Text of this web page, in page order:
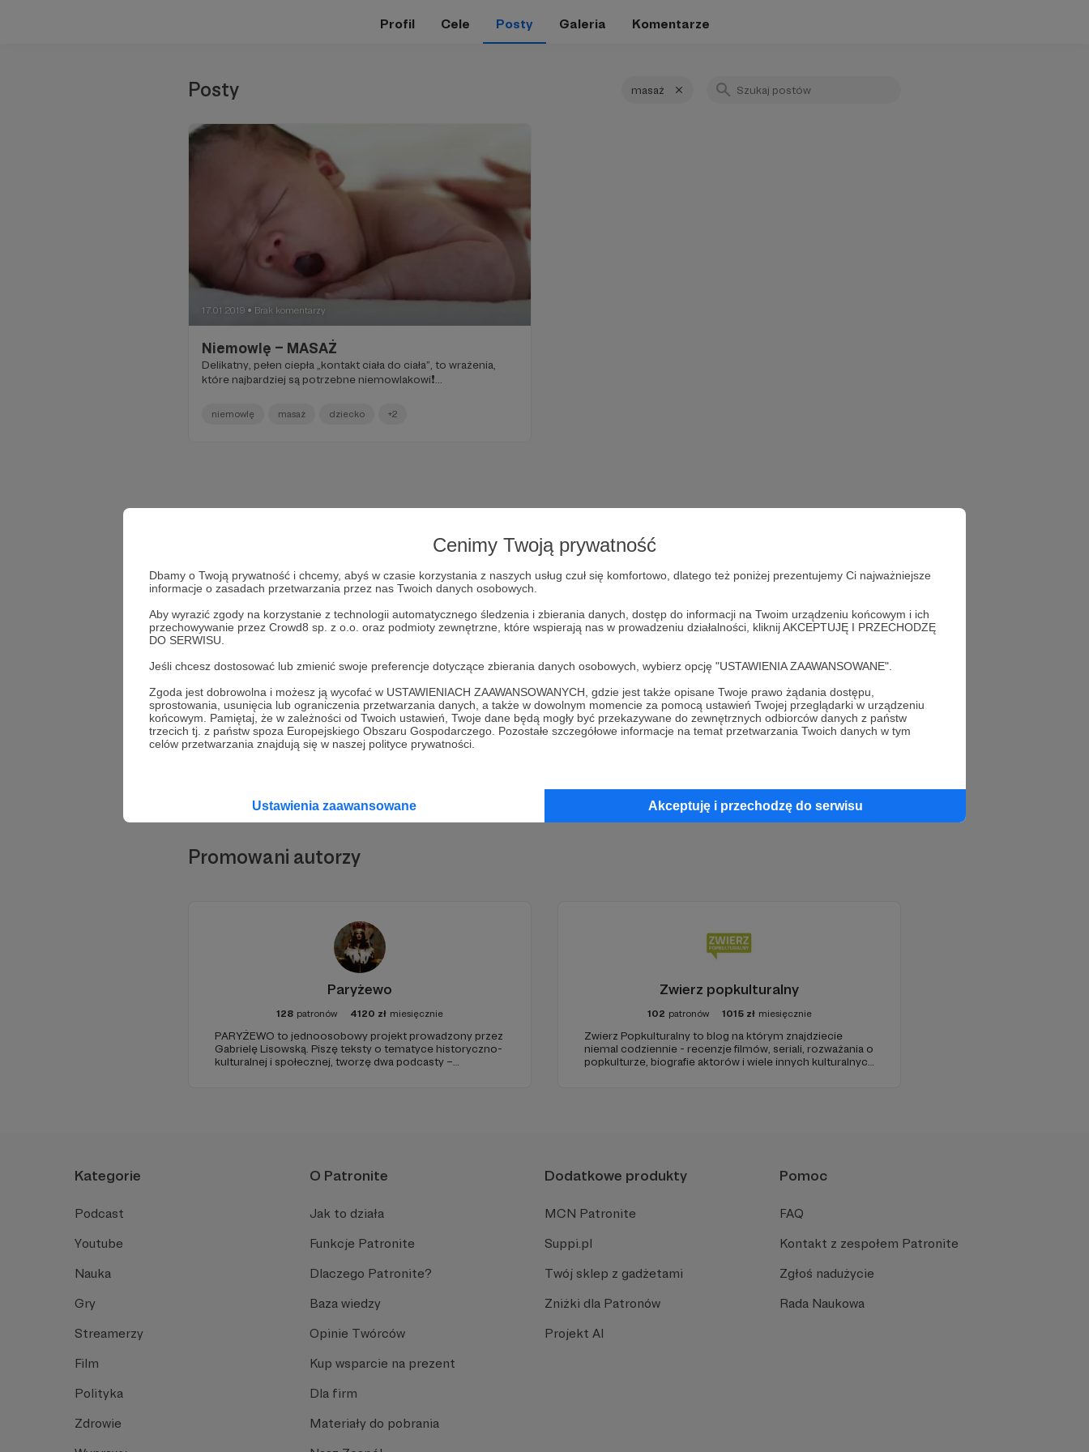
Cenimy Twoją prywatność
Dbamy o Twoją prywatność i chcemy, abyś w czasie korzystania z naszych usług czuł się komfortowo, dlatego też poniżej prezentujemy Ci najważniejsze
informacje o zasadach przetwarzania przez nas Twoich danych osobowych.
Aby wyrazić zgody na korzystanie z technologii automatycznego śledzenia i zbierania danych, dostęp do informacji na Twoim urządzeniu końcowym i ich
przechowywanie przez Crowd8 sp. z o.o. oraz podmioty zewnętrzne, które wspierają nas w prowadzeniu działalności, kliknij AKCEPTUJĘ I PRZECHODZĘ
DO SERWISU.
Jeśli chcesz dostosować lub zmienić swoje preferencje dotyczące zbierania danych osobowych, wybierz opcję "USTAWIENIA ZAAWANSOWANE".
Zgoda jest dobrowolna i możesz ją wycofać w USTAWIENIACH ZAAWANSOWANYCH, gdzie jest także opisane Twoje prawo żądania dostępu,
sprostowania, usunięcia lub ograniczenia przetwarzania danych, a także w dowolnym momencie za pomocą ustawień Twojej przeglądarki w urządzeniu
końcowym. Pamiętaj, że w zależności od Twoich ustawień, Twoje dane będą mogły być przekazywane do zewnętrznych odbiorców danych z państw
trzecich tj. z państw spoza Europejskiego Obszaru Gospodarczego. Pozostałe szczegółowe informacje na temat przetwarzania Twoich danych w tym
celów przetwarzania znajdują się w naszej polityce prywatności.
Ustawienia zaawansowane Akceptuję i przechodzę do serwisu
Profil Cele Posty Galeria Komentarze
Posty masaż
17.01.2019 ● Brak komentarzy
Niemowlę – MASAŻ
Delikatny, pełen ciepła „kontakt ciała do ciała”, to wrażenia,
które najbardziej są potrzebne niemowlakowi❗️...
niemowlę masaż dziecko +2
Wesprzyj działalność AutoraJoanna Muzykiewicz - LogopedyczneSOSjuż teraz!
Zostań Patronem
Promowani autorzy
Paryżewo
128 patronów 4120 zł miesięcznie
PARYŻEWO to jednoosobowy projekt prowadzony przez
Gabrielę Lisowską. Piszę teksty o tematyce historyczno-
kulturalnej i społecznej, tworzę dwa podcasty –
Zwierz popkulturalny
102 patronów 1015 zł miesięcznie
Zwierz Popkulturalny to blog na którym znajdziecie
niemal codziennie - recenzje filmów, seriali, rozważania o
popkulturze, biografie aktorów i wiele innych kulturalnych
Kategorie
Podcast
Youtube
Nauka
Gry
Streamerzy
Film
Polityka
Zdrowie
O Patronite
Jak to działa
Funkcje Patronite
Dlaczego Patronite?
Baza wiedzy
Opinie Twórców
Kup wsparcie na prezent
Dla firm
Materiały do pobrania
Dodatkowe produkty
MCN Patronite
Suppi.pl
Twój sklep z gadżetami
Zniżki dla Patronów
Projekt AI
Pomoc
FAQ
Kontakt z zespołem Patronite
Zgłoś nadużycie
Rada Naukowa